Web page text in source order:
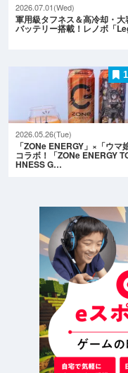
2026.07.01(Wed)
軍用級タフネス＆高冷却・大
バッテリー搭載！レノボ「
2026.05.26(Tue)
「ZONe ENERGY」×「ウマ
コラボ！「ZONe ENERGY
HNESS G…